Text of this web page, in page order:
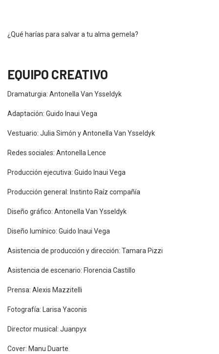
¿Qué harías para salvar a tu alma gemela?
EQUIPO CREATIVO
Dramaturgia: Antonella Van Ysseldyk
Adaptación: Guido Inaui Vega
Vestuario: Julia Simón y Antonella Van Ysseldyk
Redes sociales: Antonella Lence
Producción ejecutiva: Guido Inaui Vega
Producción general: Instinto Raíz compañía
Diseño gráfico: Antonella Van Ysseldyk
Diseño lumínico: Guido Inaui Vega
Asistencia de producción y dirección: Tamara Pizzi
Asistencia de escenario: Florencia Castillo
Prensa: Alexis Mazzitelli
Fotografía: Larisa Yaconis
Director musical: Juanpyx
Cover: Manu Duarte